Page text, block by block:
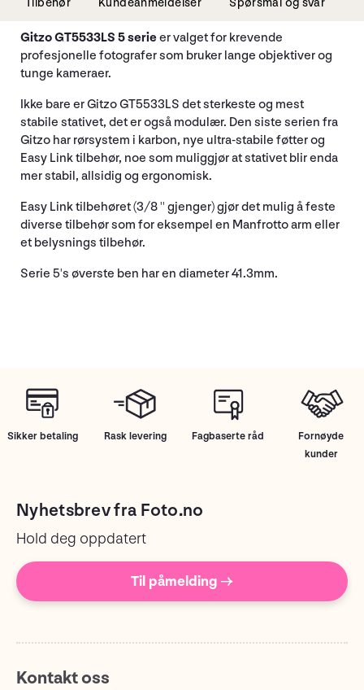
Gitzo GT5533LS 5 serieer valget for krevende
profesjonelle fotografer som bruker lange objektiver og
tunge kameraer.
Ikke bare er Gitzo GT5533LS det sterkeste og mest
stabile stativet, det er også modulær. Den siste serien fra
Gitzo har rørsystem i karbon, nye ultra-stabile føtter og
Easy Link tilbehør, noe som muliggjør at stativet blir enda
mer stabil, allsidig og ergonomisk.
Easy Link tilbehøret (3/8 '' gjenger) gjør det mulig å feste
diverse tilbehør som for eksempel en Manfrotto arm eller
et belysnings tilbehør.
Serie 5's øverste ben har en diameter 41.3mm.
Sikker betaling Rask levering Fagbaserte råd
Fornøyde
kunder
Nyhetsbrev fra Foto.no
Hold deg oppdatert
Til påmelding →
Kontakt oss